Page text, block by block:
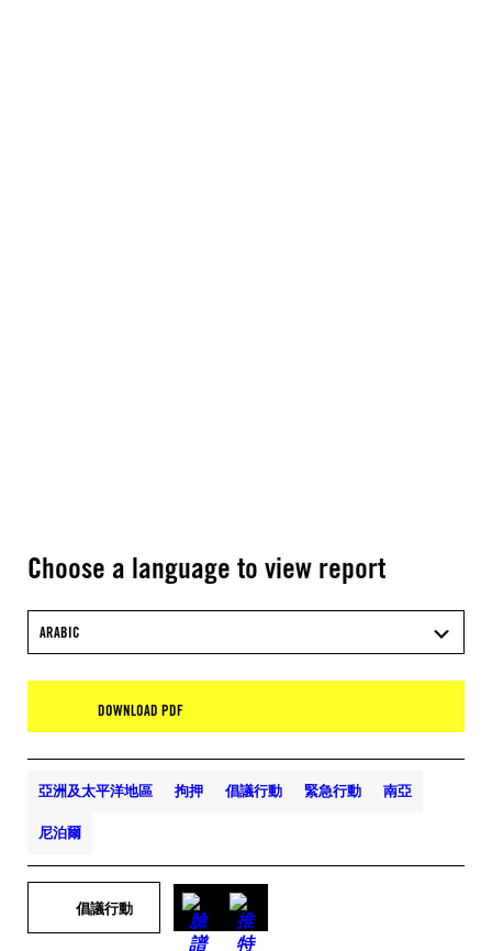
Choose a language to view report
ARABIC
DOWNLOAD PDF
亞洲及太平洋地區 拘押 倡議行動 緊急行動 南亞
尼泊爾
倡議行動